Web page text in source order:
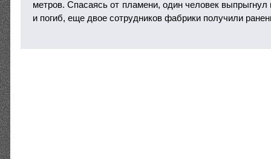
метров. Спасаясь от пламени, один человек выпрыгнул
и погиб, еще двое сотрудников фабрики получили